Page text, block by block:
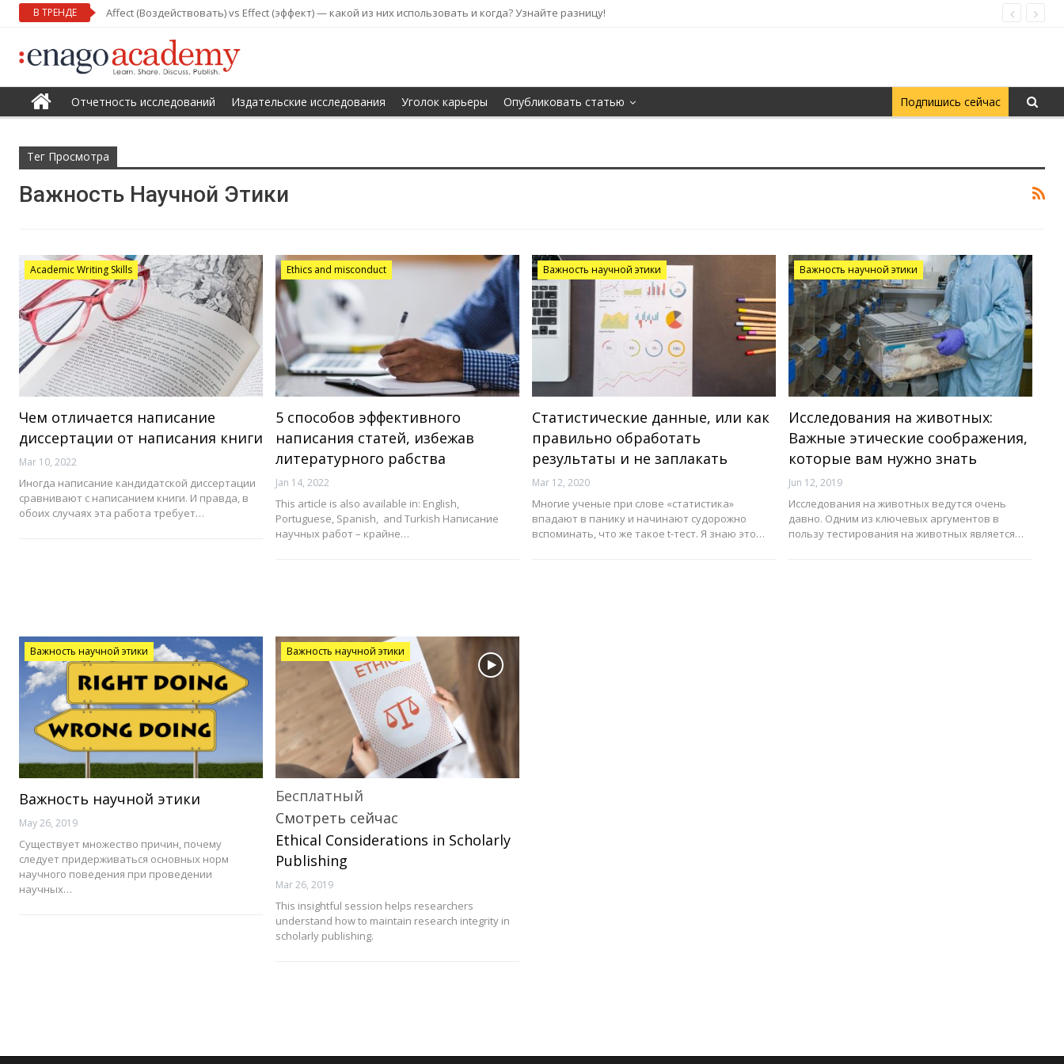
В ТРЕНДЕ Affect (Воздействовать) vs Effect (эффект) — какой из них использовать и когда? Узнайте разницу!
Отчетность исследований Издательские исследования Уголок карьеры Опубликовать статью Подпишись сейчас
Тег Просмотра
Важность Научной Этики
Academic Writing Skills
Чем отличается написание
диссертации от написания книги
Mar 10, 2022
Иногда написание кандидатской диссертации
сравнивают с написанием книги. И правда, в
обоих случаях эта работа требует…
Ethics and misconduct
5 способов эффективного
написания статей, избежав
литературного рабства
Jan 14, 2022
This article is also available in: English,
Portuguese, Spanish, and Turkish Написание
научных работ – крайне…
Важность научной этики
Статистические данные, или как
правильно обработать
результаты и не заплакать
Mar 12, 2020
Многие ученые при слове «статистика»
впадают в панику и начинают судорожно
вспоминать, что же такое t-тест. Я знаю это…
Важность научной этики
Исследования на животных:
Важные этические соображения,
которые вам нужно знать
Jun 12, 2019
Исследования на животных ведутся очень
давно. Одним из ключевых аргументов в
пользу тестирования на животных является…
Важность научной этики
Важность научной этики
May 26, 2019
Существует множество причин, почему
следует придерживаться основных норм
научного поведения при проведении
научных…
Важность научной этики
Бесплатный
Смотреть сейчас
Ethical Considerations in Scholarly
Publishing
Mar 26, 2019
This insightful session helps researchers
understand how to maintain research integrity in
scholarly publishing.